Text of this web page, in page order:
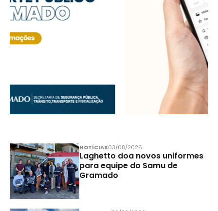
NOTÍCIAS03/08/2026
Laghetto doa novos uniformes
para equipe do Samu de
Gramado